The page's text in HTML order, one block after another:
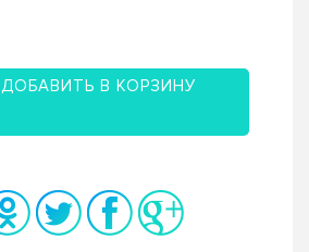
ДОБАВИТЬ В КОРЗИНУ